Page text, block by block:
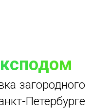
загородного
Петербурге